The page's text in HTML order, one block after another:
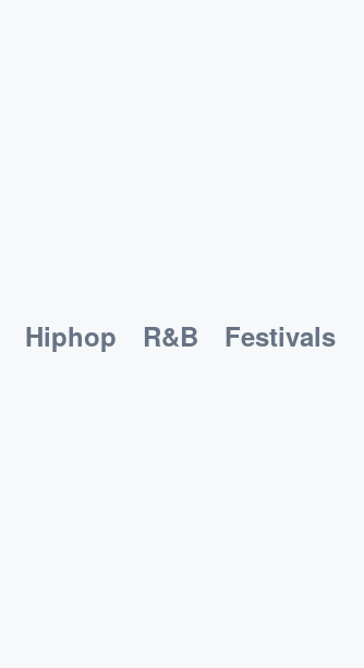
Hiphop R&B Festivals